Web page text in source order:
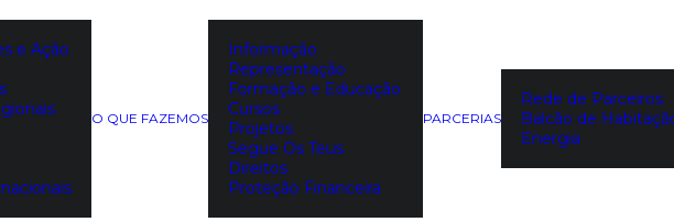
e Ação
O QUE FAZEMOS
Informação
Representação
Formação e Educação
Cursos
Projetos
Segue Os Teus
Direitos
Proteção Financeira
PARCERIAS
Rede de Parceiros
Balcão de
Energia
e Câmara